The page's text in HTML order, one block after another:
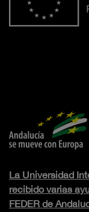
La Universidad
recibido varias
FEDER de